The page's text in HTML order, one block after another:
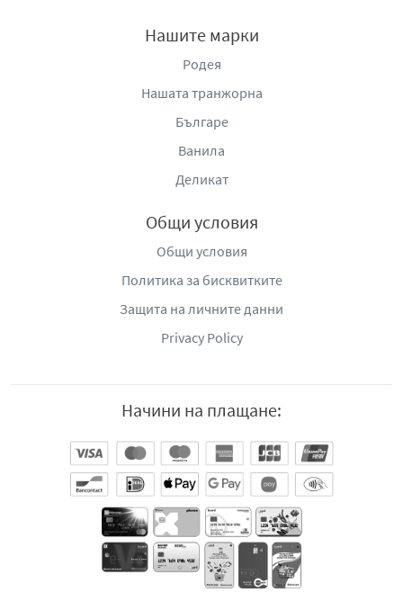
Нашите марки
Родея
Нашата транжорна
Българе
Ванила
Деликат
Общи условия
Общи условия
Политика за бисквитките
Защита на личните данни
Privacy Policy
Начини на плащане: